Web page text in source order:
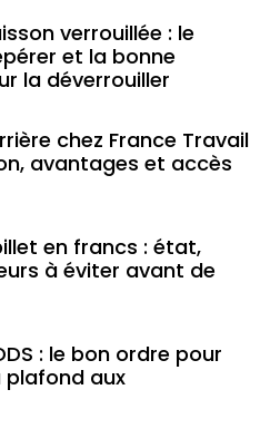
verrouillée : le
et la bonne
la déverrouiller
chez France Travail
avantages et accès
en francs : état,
à éviter avant de
: le bon ordre pour
plafond aux